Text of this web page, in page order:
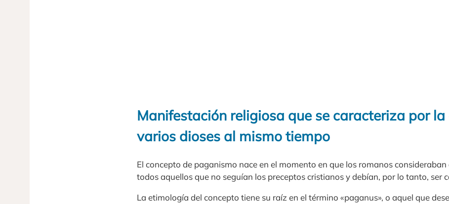
Manifestación religiosa que se caracteriza por la
varios dioses al mismo tiempo
El concepto de paganismo nace en el momento en que los romanos
todos aquellos que no seguían los preceptos cristianos y debían, por lo tanto, ser
La etimología del concepto tiene su raíz en el término «paganus», o aquel que